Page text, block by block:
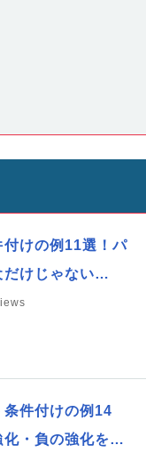
付けの例11選！パ
だけじゃない…
条件付けの例14
化・負の強化を…